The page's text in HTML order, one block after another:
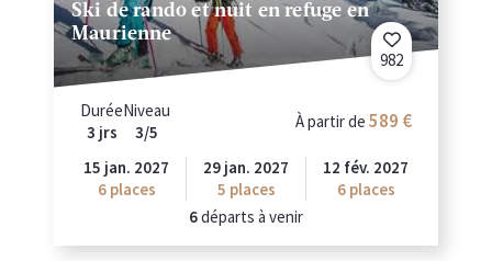
Ski de rando et nuit en refuge en
Maurienne
982
Durée
3 jrs
Niveau
3/5
À partir de 589
15 jan. 2027
6places
29 jan. 2027
5 places
12 fév. 2027
6places
6départs à venir